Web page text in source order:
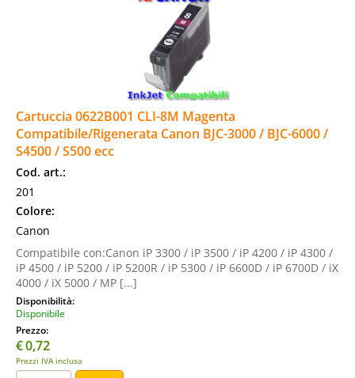
Cartuccia 0622B001 CLI-8M Magenta
Compatibile/Rigenerata Canon BJC-3000 / BJC-6000 /
S4500 / S500 ecc
Cod. art.:
201
Colore:
Canon
Compatibile con:Canon iP 3300 / iP 3500 / iP 4200 / iP 4300 /
iP 4500 / iP 5200 / iP 5200R / iP 5300 / iP 6600D / iP 6700D / iX
4000 / iX 5000 / MP [...]
Disponibilità:
Disponibile
Prezzo:
€0,72
Prezzi IVA inclusa